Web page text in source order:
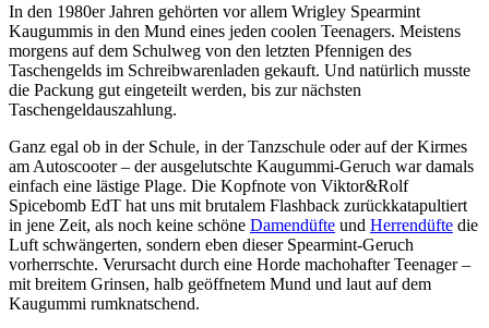
In den 1980er Jahren gehörten vor allem Wrigley Spearmint
Kaugummis in den Mund eines jeden coolen Teenagers. Meistens
morgens auf dem Schulweg von den letzten Pfennigen des
Taschengelds im Schreibwarenladen gekauft. Und natürlich musste
die Packung gut eingeteilt werden, bis zur nächsten
Taschengeldauszahlung.
Ganz egal ob in der Schule, in der Tanzschule oder auf der Kirmes
am Autoscooter – der ausgelutschte Kaugummi-Geruch war damals
einfach eine lästige Plage. Die Kopfnote von Viktor&Rolf
Spicebomb EdT hat uns mit brutalem Flashback zurückkatapultiert
in jene Zeit, als noch keine schöne Damendüfte und Herrendüfte die
Luft schwängerten, sondern eben dieser Spearmint-Geruch
vorherrschte. Verursacht durch eine Horde machohafter Teenager –
mit breitem Grinsen, halb geöffnetem Mund und laut auf dem
Kaugummi rumknatschend.